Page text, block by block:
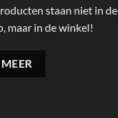
staan niet in de
maar in de winkel!
MEER